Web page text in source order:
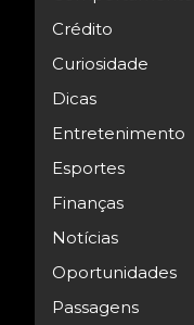
Crédito
Curiosidade
Dicas
Entretenimento
Esportes
Finanças
Notícias
Oportunidades
Passagens